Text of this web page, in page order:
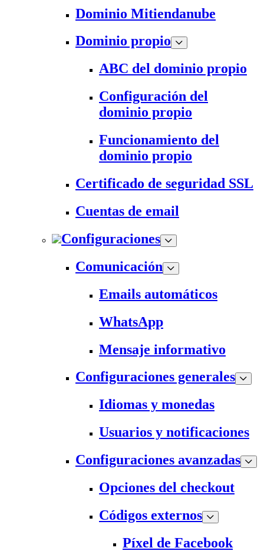
Dominio Mitiendanube
Dominio propio
ABC del dominio propio
Configuración del
dominio propio
Funcionamiento del
dominio propio
Certificado de seguridad SSL
Cuentas de email
Configuraciones
Comunicación
Emails automáticos
WhatsApp
Mensaje informativo
Configuraciones generales
Idiomas y monedas
Usuarios y notificaciones
Configuraciones avanzadas
Opciones del checkout
Códigos externos
Píxel de Facebook